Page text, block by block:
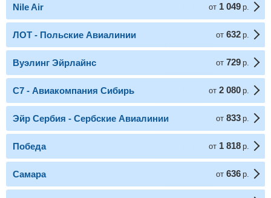
Nile Air от 1 049 р.
ЛОТ - Польские Авиалинии от 632 р.
Вуэлинг Эйрлайнс от 729 р.
С7 - Авиакомпания Сибирь от 2 080 р.
Эйр Сербия - Сербские Авиалинии от 833 р.
Победа от 1 818 р.
Самара от 636 р.